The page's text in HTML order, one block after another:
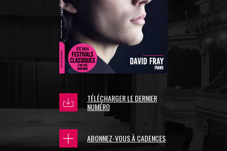
TÉLÉCHARGER LE DERNIER
NUMÉRO
ABONNEZ-VOUS À CADENCES